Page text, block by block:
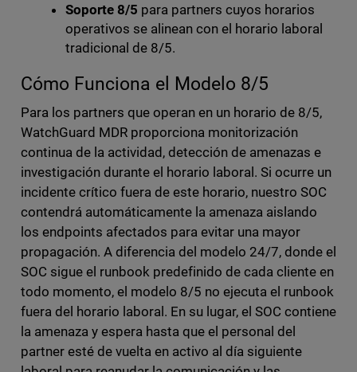
Soporte 8/5 para partners cuyos horarios
operativos se alinean con el horario laboral
tradicional de 8/5.
Cómo Funciona el Modelo 8/5
Para los partners que operan en un horario de 8/5,
WatchGuard MDR proporciona monitorización
continua de la actividad, detección de amenazas e
investigación durante el horario laboral. Si ocurre un
incidente crítico fuera de este horario, nuestro SOC
contendrá automáticamente la amenaza aislando
los endpoints afectados para evitar una mayor
propagación. A diferencia del modelo 24/7, donde el
SOC sigue el runbook predefinido de cada cliente en
todo momento, el modelo 8/5 no ejecuta el runbook
fuera del horario laboral. En su lugar, el SOC contiene
la amenaza y espera hasta que el personal del
partner esté de vuelta en activo al día siguiente